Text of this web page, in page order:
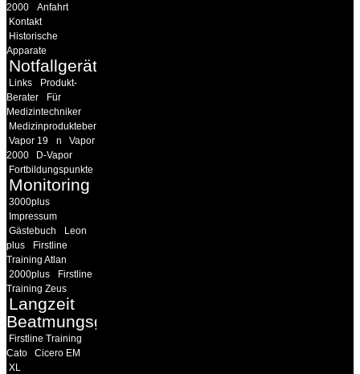
2000
Anfahrt
Kontakt
Historische
Apparate
Notfallgeräte
Links
Produkt-
Berater
Für
Medizintechniker
Medizinprodukteberater
Vapor 19
n
Vapor
2000
D-Vapor
Fortbildungspunkte
Monitoring
3000plus
Impressum
Gästebuch
Leon
plus
Firstline
Training Atlan
2000plus
Firstline
Training Zeus
Langzeit
Beatmungsgeräte
Firstline Training
Cato
Cicero EM
XL